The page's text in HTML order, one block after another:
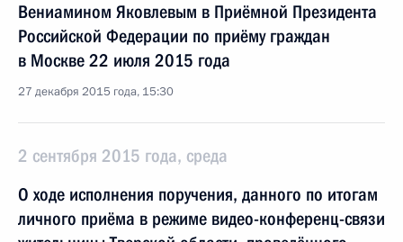
Вениамином Яковлевым в Приёмной Президента
Российской Федерации по приёму граждан
в Москве 22 июля 2015 года
27 декабря 2015 года, 15:30
2 сентября 2015 года, среда
О ходе исполнения поручения, данного по итогам
личного приёма в режиме видео-конференц-связи